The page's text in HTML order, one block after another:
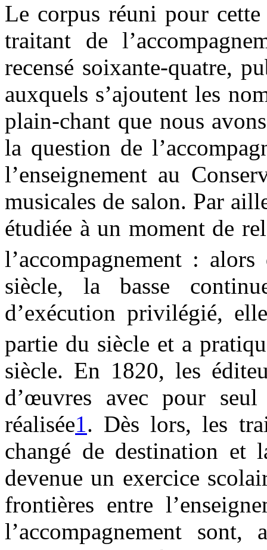
Le corpus réuni pour
traitant de
recensé soixante-quatre,
auxquels s’ajoutent les
plain-chant que nous
la question de
l’enseignement au
musicales de salon. Par
étudiée à un moment de
l’accompagnement :
siècle, la basse
d’exécution privilégié,
partie du siècle et a
siècle. En 1820, les
d’œuvres avec pour seul
réalisée1. Dès lors, les
changé de destination et
devenue un exercice
frontières entre
l’accompagnement